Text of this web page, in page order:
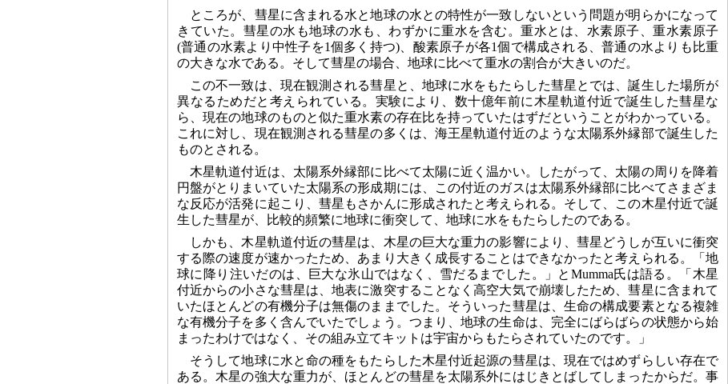
ところが、彗星に含まれる水と地球の水との特性が一致しないという問題が明らかになって
きていた。彗星の水も地球の水も、わずかに重水を含む。重水とは、水素原子、重水素原子
(普通の水素より中性子を1個多く持つ)、酸素原子が各1個で構成される、普通の水よりも比重
の大きな水である。そして彗星の場合、地球に比べて重水の割合が大きいのだ。
この不一致は、現在観測される彗星と、地球に水をもたらした彗星とでは、誕生した場所が
異なるためだと考えられている。実験により、数十億年前に木星軌道付近で誕生した彗星な
ら、現在の地球のものと似た重水素の存在比を持っていたはずだということがわかっている。
これに対し、現在観測される彗星の多くは、海王星軌道付近のような太陽系外縁部で誕生した
ものとされる。
木星軌道付近は、太陽系外縁部に比べて太陽に近く温かい。したがって、太陽の周りを降着
円盤がとりまいていた太陽系の形成期には、この付近のガスは太陽系外縁部に比べてさまざま
な反応が活発に起こり、彗星もさかんに形成されたと考えられる。そして、この木星付近で誕
生した彗星が、比較的頻繁に地球に衝突して、地球に水をもたらしたのである。
しかも、木星軌道付近の彗星は、木星の巨大な重力の影響により、彗星どうしが互いに衝突
する際の速度が速かったため、あまり大きく成長することはできなかったと考えられる。「地
球に降り注いだのは、巨大な氷山ではなく、雪だるまでした。」とMumma氏は語る。「木星
付近からの小さな彗星は、地表に激突することなく高空大気で崩壊したため、彗星に含まれて
いたほとんどの有機分子は無傷のままでした。そういった彗星は、生命の構成要素となる複雑
な有機分子を多く含んでいたでしょう。つまり、地球の生命は、完全にばらばらの状態から始
まったわけではなく、その組み立てキットは宇宙からもたらされていたのです。」
そうして地球に水と命の種をもたらした木星付近起源の彗星は、現在ではめずらしい存在で
ある。木星の強大な重力が、ほとんどの彗星を太陽系外にはじきとばしてしまったからだ。事